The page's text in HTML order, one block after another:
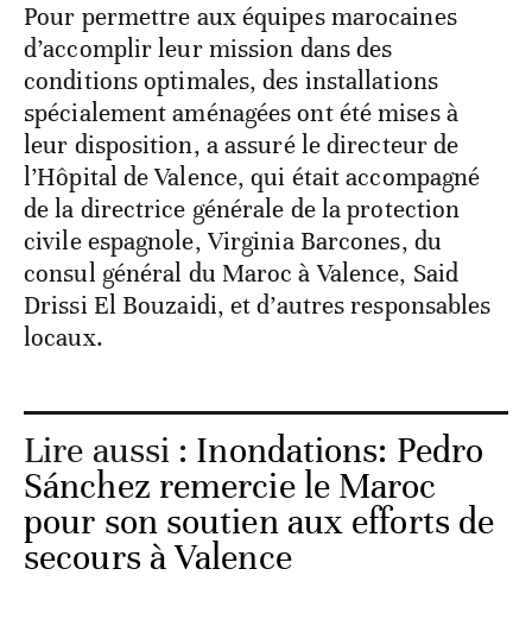
Pour permettre aux équipes marocaines
d’accomplir leur mission dans des
conditions optimales, des installations
spécialement aménagées ont été mises à
leur disposition, a assuré le directeur de
l’Hôpital de Valence, qui était accompagné
de la directrice générale de la protection
civile espagnole, Virginia Barcones, du
consul général du Maroc à Valence, Said
Drissi El Bouzaidi, et d’autres responsables
locaux.
Lire aussi : Inondations: Pedro
Sánchez remercie le Maroc
pour son soutien aux efforts de
secours à Valence